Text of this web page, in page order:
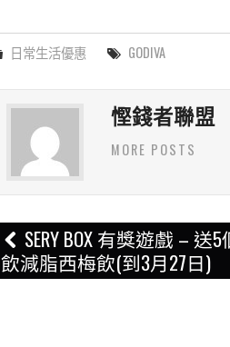
日常生活優惠 GODIVA
慳錢者聯盟
MORE POSTS
Post
navigation
SERY BOX 有獎遊戲 – 送
飲減脂西梅飲(到3月27日)